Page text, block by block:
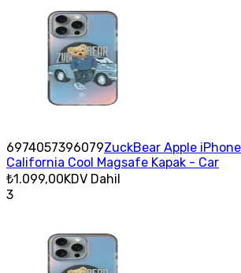
6974057396079ZuckBear Apple
California Cool Magsafe Kapak - Car
₺1.099,00KDV Dahil
3